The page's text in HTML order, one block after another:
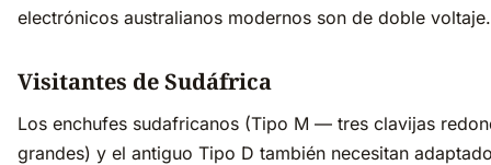
electrónicos australianos modernos son de doble voltaje.
Visitantes de Sudáfrica
Los enchufes sudafricanos (Tipo M — tres clavijas
grandes) y el antiguo Tipo D también necesitan